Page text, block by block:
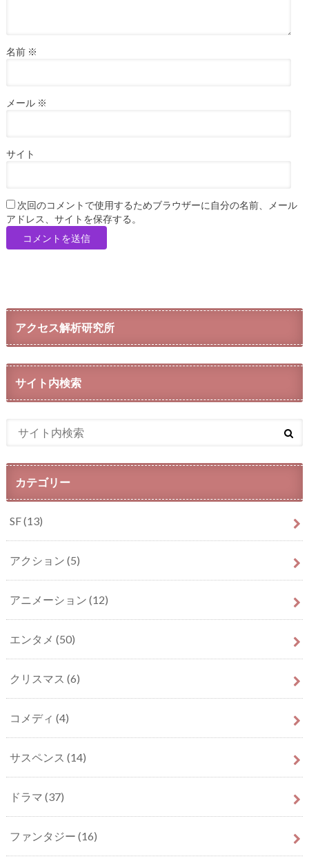
名前 ※
メール ※
サイト
次回のコメントで使用するためブラウザーに自分の名前、メール
アドレス、サイトを保存する。
アクセス解析研究所
サイト内検索
カテゴリー
SF(13)
アクション (5)
アニメーション (12)
エンタメ (50)
クリスマス (6)
コメディ (4)
サスペンス (14)
ドラマ (37)
ファンタジー (16)